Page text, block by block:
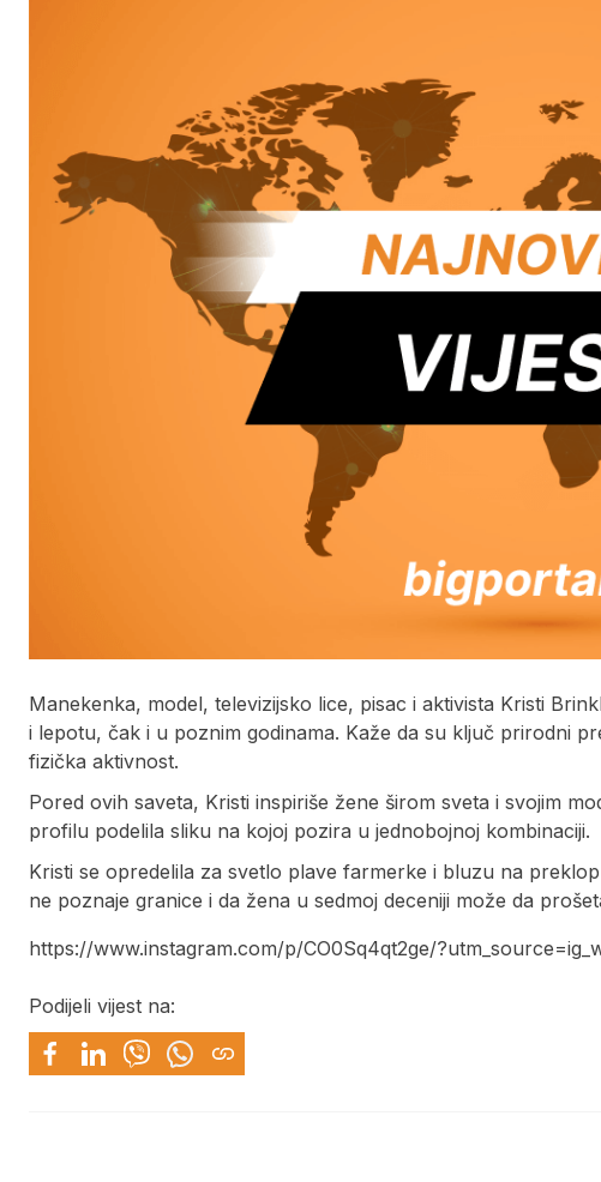
Manekenka, model, televizijsko lice, pisac i aktivista Kristi
i lepotu, čak i u poznim godinama. Kaže da su ključ prirodni
fizička aktivnost.
Pored ovih saveta, Kristi inspiriše žene širom sveta i svojim
profilu podelila sliku na kojoj pozira u jednobojnoj kombinaciji.
Kristi se opredelila za svetlo plave farmerke i bluzu na
ne poznaje granice i da žena u sedmoj deceniji može da
https://www.instagram.com/p/CO0Sq4qt2ge/
Podijeli vijest na: